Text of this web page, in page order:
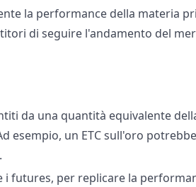
la performance della materia
di seguire l'andamento del
da una quantità equivalente
esempio, un ETC sull'oro
futures, per replicare la